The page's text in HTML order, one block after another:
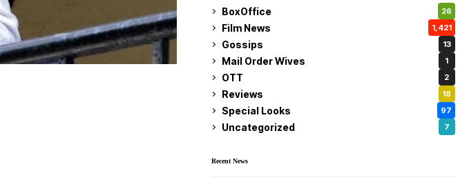
BoxOffice 26
Film News 1,421
Gossips 13
Mail Order Wives 1
OTT 2
Reviews 18
Special Looks 97
Uncategorized 7
Recent News